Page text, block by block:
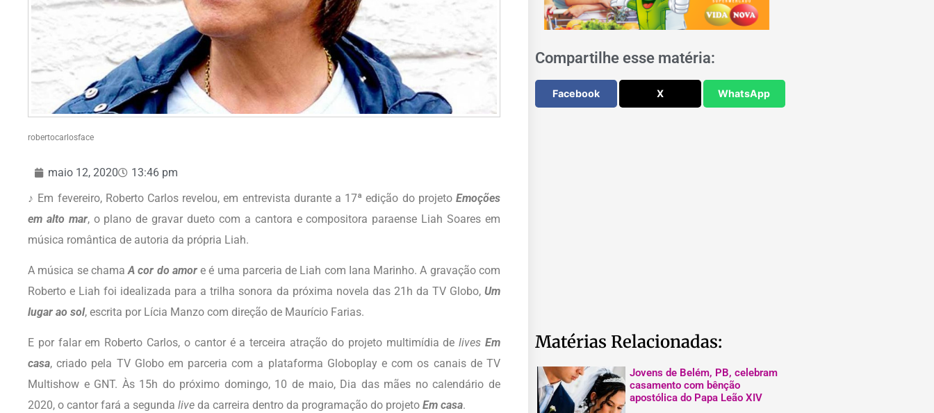
robertocarlosface
maio 12, 2020
13:46 pm
♪ Em fevereiro, Roberto Carlos revelou, em entrevista durante a 17ª edição do projeto Emoções
em alto mar, o plano de gravar dueto com a cantora e compositora paraense Liah Soares em
música romântica de autoria da própria Liah.
A música se chamaA cor do amore é uma parceria de Liah com Iana Marinho. A gravação com
Roberto e Liah foi idealizada para a trilha sonora da próxima novela das 21h da TV Globo, Um
lugar ao sol, escrita por Lícia Manzo com direção de Maurício Farias.
E por falar em Roberto Carlos, o cantor é a terceira atração do projeto multimídia delives Em
casa, criado pela TV Globo em parceria com a plataforma Globoplay e com os canais de TV
Multishow e GNT. Às 15h do próximo domingo, 10 de maio, Dia das mães no calendário de
2020, o cantor fará a segunda live da carreira dentro da programação do projeto Em casa.
Compartilhe esse matéria:
Facebook X WhatsApp
Matérias Relacionadas:
Jovens de Belém, PB, celebram
casamento com bênção
apostólica do Papa Leão XIV